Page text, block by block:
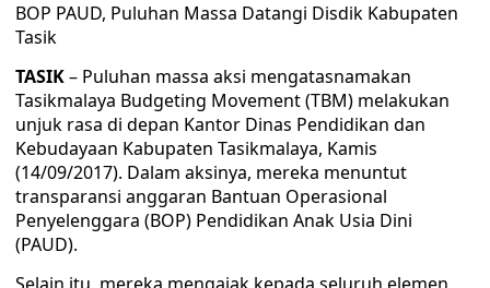
BOP PAUD, Puluhan Massa Datangi Disdik Kabupaten
Tasik
TASIK– Puluhan massa aksi mengatasnamakan
Tasikmalaya Budgeting Movement (TBM) melakukan
unjuk rasa di depan Kantor Dinas Pendidikan dan
Kebudayaan Kabupaten Tasikmalaya, Kamis
(14/09/2017). Dalam aksinya, mereka menuntut
transparansi anggaran Bantuan Operasional
Penyelenggara (BOP) Pendidikan Anak Usia Dini
(PAUD).